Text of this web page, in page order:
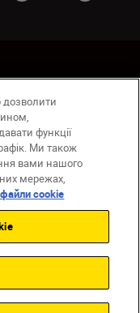
to top
функції
Ми також
вами нашого
мережах,
cookie